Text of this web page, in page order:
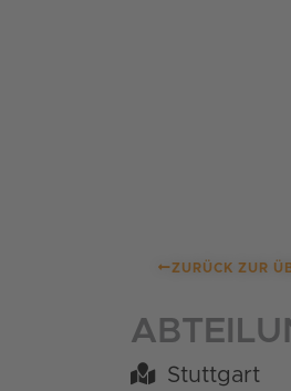
ZURÜCK ZUR
Stuttgart